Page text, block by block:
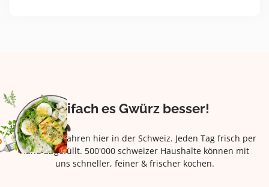
Eifach es Gwürz besser!
Seit über 42 Jahren hier in der Schweiz. Jeden Tag frisch per
Hand abgefüllt. 500'000 schweizer Haushalte können mit
uns schneller, feiner & frischer kochen.